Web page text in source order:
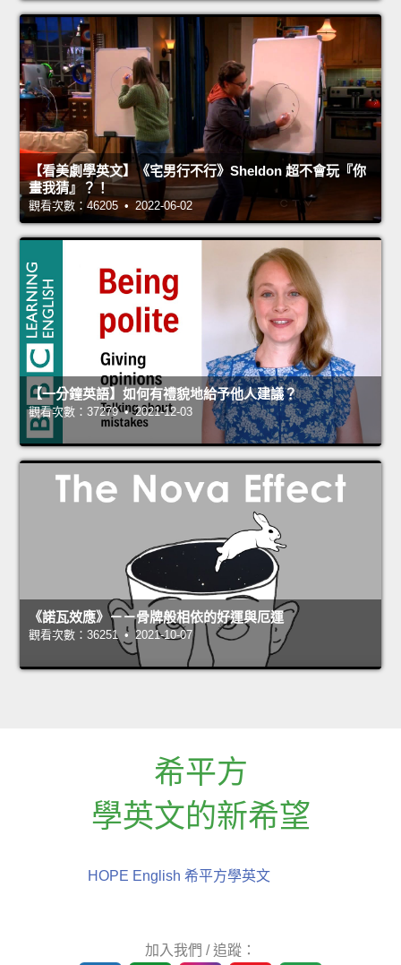
【看美劇學英文】《宅男行不行》Sheldon 超不會玩『你
畫我猜』？！
觀看次數：46205 • 2022-06-02
【一分鐘英語】如何有禮貌地給予他人建議？
觀看次數：37279 • 2021-12-03
《諾瓦效應》－－骨牌般相依的好運與厄運
觀看次數：36251 • 2021-10-07
希平方
學英文的新希望
HOPE English 希平方學英文
加入我們 / 追蹤：